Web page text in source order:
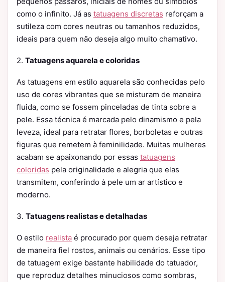
como o infinito. Já as tatuagens discretas reforçam a
sutileza com cores neutras ou tamanhos reduzidos,
ideais para quem não deseja algo muito chamativo.
2. Tatuagens aquarela e coloridas
As tatuagens em estilo aquarela são conhecidas pelo
uso de cores vibrantes que se misturam de maneira
fluida, como se fossem pinceladas de tinta sobre a
pele. Essa técnica é marcada pelo dinamismo e pela
leveza, ideal para retratar flores, borboletas e outras
figuras que remetem à feminilidade. Muitas mulheres
acabam se apaixonando por essas tatuagens
coloridas pela originalidade e alegria que elas
transmitem, conferindo à pele um ar artístico e
moderno.
3. Tatuagens realistas e detalhadas
O estilo realista é procurado por quem deseja retratar
de maneira fiel rostos, animais ou cenários. Esse tipo
de tatuagem exige bastante habilidade do tatuador,
que reproduz detalhes minuciosos como sombras,